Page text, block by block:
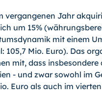
Jahr
um 15%
mit einem
105,7 Mio. Euro). Das
mit, dass insbesondere
- und zwar sowohl im
Euro als auch im